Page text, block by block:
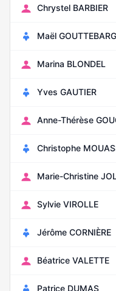
Chrystel BARBIER
Maël
Marina BLONDEL
Yves GAUTIER
Anne-Thérèse
Christophe
Marie-Christine
Sylvie VIROLLE
Jérôme CORNIÈRE
Béatrice VALETTE
Patrice DUMAS